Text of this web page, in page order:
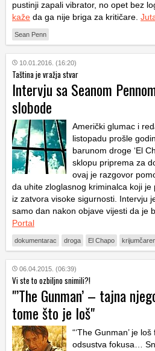
pustinji zapali vibrator, no opet bez
kaže da ga nije briga za kritičare.
Sean Penn
10.01.2016. (16:20)
Taština je vražja stvar
Intervju sa Seanom
slobode
Američki glumac i
listopadu prošle
barunom droge ‘El
sklopu priprema za
ovaj je razgovor
da uhite zloglasnog kriminalca koji
iz zatvora visoke sigurnosti. Intervju
samo dan nakon objave vijesti da je
Portal
dokumentarac droga El Chapo
06.04.2015. (06:39)
Vi ste to ozbiljno snimili?!
"’The Gunman’ – tajna
tome što je loš"
“‘The Gunman’ je
odsustva fokusa…